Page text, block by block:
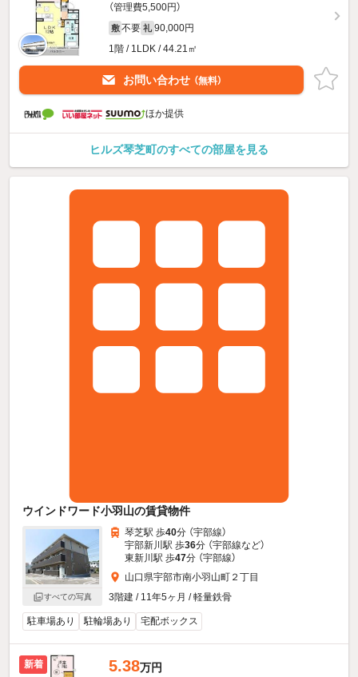
（管理費5,500円）
敷 不要 礼 90,000円
1階 / 1LDK / 44.21㎡
お問い合わせ （無料）
ほか提供
ヒルズ琴芝町のすべての部屋を見る
ウインドワード小羽山の賃貸物件
すべての写真
琴芝駅 歩40分 （宇部線）
宇部新川駅 歩36分 （宇部線など）
東新川駅 歩47分 （宇部線）
山口県宇部市南小羽山町２丁目
3階建 / 11年5ヶ月 / 軽量鉄骨
駐車場あり 駐輪場あり 宅配ボックス
新着 5.38万円